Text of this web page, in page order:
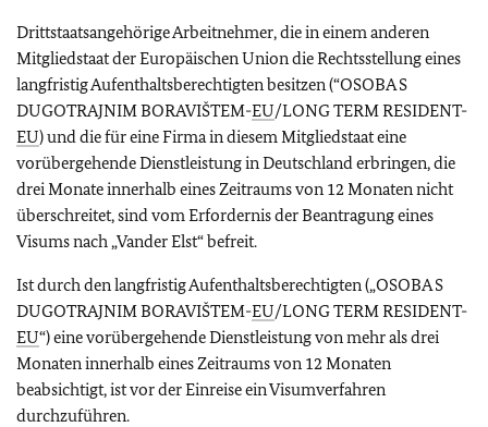
Drittstaatsangehörige Arbeitnehmer, die in einem anderen
Mitgliedstaat der Europäischen Union die Rechtsstellung eines
langfristig Aufenthaltsberechtigten besitzen (“OSOBA S
DUGOTRAJNIM BORAVIŠTEM-EU/LONG TERM RESIDENT-
EU) und die für eine Firma in diesem Mitgliedstaat eine
vorübergehende Dienstleistung in Deutschland erbringen, die
drei Monate innerhalb eines Zeitraums von 12 Monaten nicht
überschreitet, sind vom Erfordernis der Beantragung eines
Visums nach „Vander Elst“ befreit.
Ist durch den langfristig Aufenthaltsberechtigten („OSOBA S
DUGOTRAJNIM BORAVIŠTEM-EU/LONG TERM RESIDENT-
EU“) eine vorübergehende Dienstleistung von mehr als drei
Monaten innerhalb eines Zeitraums von 12 Monaten
beabsichtigt, ist vor der Einreise ein Visumverfahren
durchzuführen.